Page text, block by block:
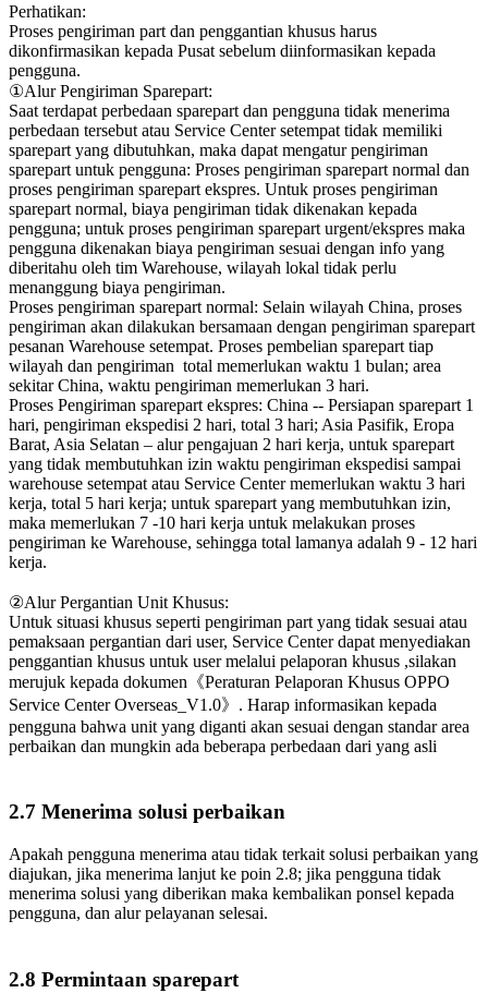
Perhatikan:
Proses pengiriman part dan penggantian khusus harus
dikonfirmasikan kepada Pusat sebelum diinformasikan kepada
pengguna.
①Alur Pengiriman Sparepart:
Saat terdapat perbedaan sparepart dan pengguna tidak menerima
perbedaan tersebut atau Service Center setempat tidak memiliki
sparepart yang dibutuhkan, maka dapat mengatur pengiriman
sparepart untuk pengguna: Proses pengiriman sparepart normal dan
proses pengiriman sparepart ekspres. Untuk proses pengiriman
sparepart normal, biaya pengiriman tidak dikenakan kepada
pengguna; untuk proses pengiriman sparepart urgent/ekspres maka
pengguna dikenakan biaya pengiriman sesuai dengan info yang
diberitahu oleh tim Warehouse, wilayah lokal tidak perlu
menanggung biaya pengiriman.
Proses pengiriman sparepart normal: Selain wilayah China, proses
pengiriman akan dilakukan bersamaan dengan pengiriman sparepart
pesanan Warehouse setempat. Proses pembelian sparepart tiap
wilayah dan pengiriman total memerlukan waktu 1 bulan; area
sekitar China, waktu pengiriman memerlukan 3 hari.
Proses Pengiriman sparepart ekspres: China -- Persiapan sparepart 1
hari, pengiriman ekspedisi 2 hari, total 3 hari; Asia Pasifik, Eropa
Barat, Asia Selatan – alur pengajuan 2 hari kerja, untuk sparepart
yang tidak membutuhkan izin waktu pengiriman ekspedisi sampai
warehouse setempat atau Service Center memerlukan waktu 3 hari
kerja, total 5 hari kerja; untuk sparepart yang membutuhkan izin,
maka memerlukan 7 -10 hari kerja untuk melakukan proses
pengiriman ke Warehouse, sehingga total lamanya adalah 9 - 12 hari
kerja.
②Alur Pergantian Unit Khusus:
Untuk situasi khusus seperti pengiriman part yang tidak sesuai atau
pemaksaan pergantian dari user, Service Center dapat menyediakan
penggantian khusus untuk user melalui pelaporan khusus ,silakan
merujuk kepada dokumen《Peraturan Pelaporan Khusus OPPO
Service Center Overseas_V1.0》. Harap informasikan kepada
pengguna bahwa unit yang diganti akan sesuai dengan standar area
perbaikan dan mungkin ada beberapa perbedaan dari yang asli
2.7 Menerima solusi perbaikan
Apakah pengguna menerima atau tidak terkait solusi perbaikan yang
diajukan, jika menerima lanjut ke poin 2.8; jika pengguna tidak
menerima solusi yang diberikan maka kembalikan ponsel kepada
pengguna, dan alur pelayanan selesai.
2.8 Permintaan sparepart